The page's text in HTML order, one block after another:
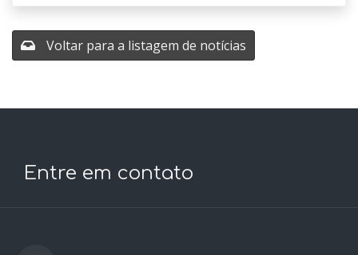
Voltar para a listagem de notícias
Entre em contato